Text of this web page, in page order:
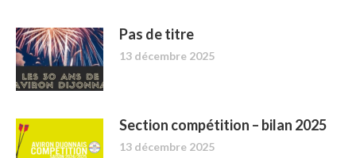
Pas de titre
13 décembre 2025
Section compétition – bilan 2025
13 décembre 2025